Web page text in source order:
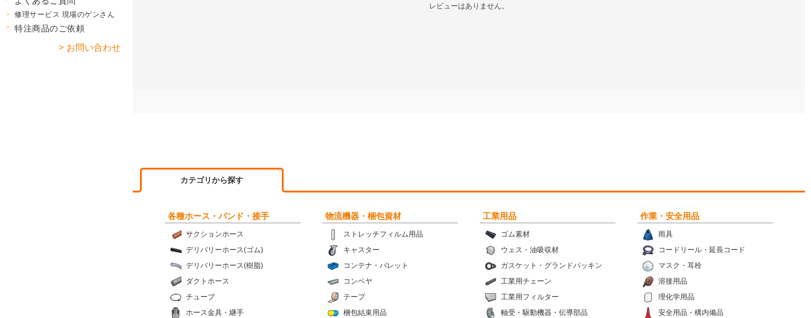
レビューはありません。
カテゴリから探す
各種ホース・バンド・接手
サクションホース
デリバリーホース(ゴム)
デリバリーホース(樹脂)
ダクトホース
チューブ
ホース金具・継手
物流機器・梱包資材
ストレッチフィルム用品
キャスター
コンテナ・パレット
コンベヤ
テープ
梱包結束用品
工業用品
ゴム素材
ウェス・油吸収材
ガスケット・グランドパッキン
工業用チェーン
工業用フィルター
軸受・駆動機器・伝導部品
作業・安全用品
雨具
コードリール・延長コード
マスク・耳栓
溶接用品
理化学用品
安全用品・構内備品
修理サービス 現場のゲンさん
特注商品のご依頼
> お問い合わせ